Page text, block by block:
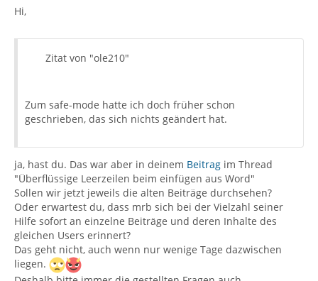
Hi,
Zitat von "ole210"
Zum safe-mode hatte ich doch früher schon
geschrieben, das sich nichts geändert hat.
ja, hast du. Das war aber in deinem Beitrag im Thread
"Überflüssige Leerzeilen beim einfügen aus Word"
Sollen wir jetzt jeweils die alten Beiträge durchsehen?
Oder erwartest du, dass mrb sich bei der Vielzahl seiner
Hilfe sofort an einzelne Beiträge und deren Inhalte des
gleichen Users erinnert?
Das geht nicht, auch wenn nur wenige Tage dazwischen
liegen.